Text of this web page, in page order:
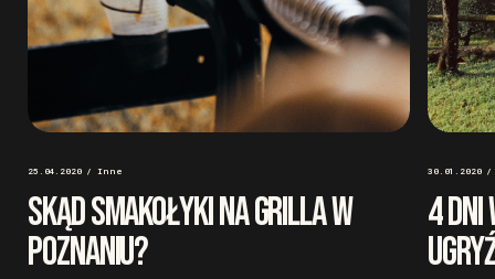
25.04.2020 / Inne
SKĄD SMAKOŁYKI NA GRILLA W
POZNANIU?
30.01.2020 /
4 DNI